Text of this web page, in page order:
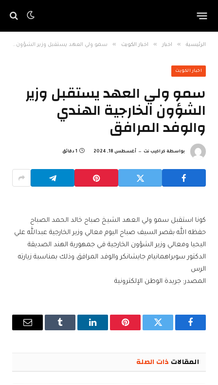
الرئيسية » اخبار » اخبار الكويت » سمو ولي العهد يستقبل وزير الشؤون الخارجية الهندي والوفد المرافق
اخبار الكويت
سمو ولي العهد يستقبل وزير
الشؤون الخارجية الهندي
والوفد المرافق
بواسطة كراكيب نت أغسطس 18, 2024 1 دقائق
كونا استقبل سمو ولي العهد الشيخ صباح خالد الحمد الصباح
حفظه الله بقصر السيف صباح اليوم معالي وزير الخارجية عبدالله علي
اليحيا ومعالي وزير الشؤون الخارجية في جمهورية الهند الصديقة
الدكتور سوبراهمانيام جايشانكر والوفد المرافق وذلك بمناسبة زيارته
الرس
المصدر: جريدة الوطن الإلكترونية
فيسبوك تويتر بينتيريستلينكدإن Tumblr
البريد
المقالات ذات الصلة